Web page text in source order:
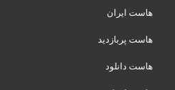
هاست ایران
هاست پربازدید
هاست دانلود